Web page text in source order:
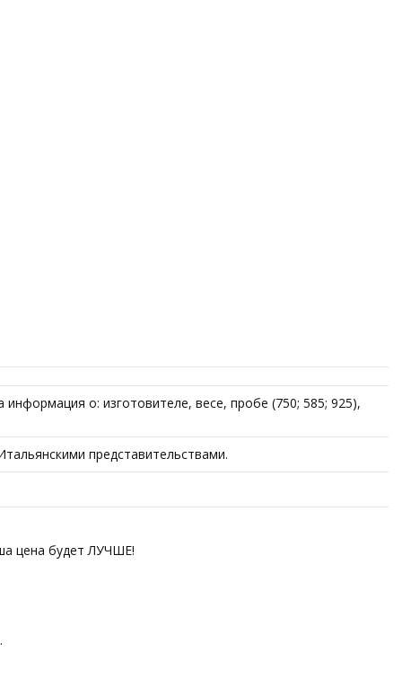
о: изготовителе, весе, пробе (750; 585; 925),
представительствами.
цена будет ЛУЧШЕ!